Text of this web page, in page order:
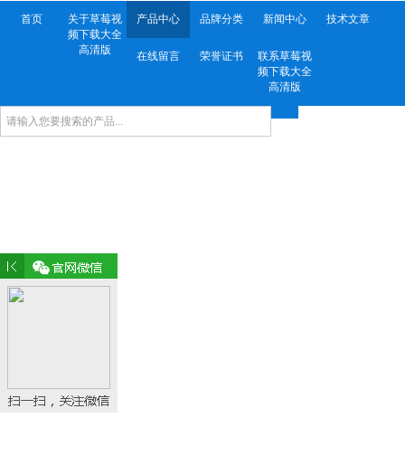
首页
关于草莓视
频下载大全
高清版
产品中心 品牌分类 新闻中心 技术文章
在线留言 荣誉证书
联系草莓视
频下载大全
高清版